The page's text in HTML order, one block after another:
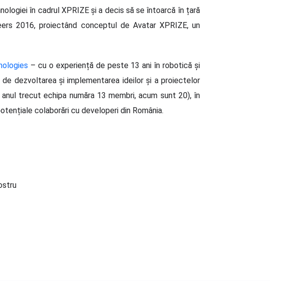
în cadrul XPRIZE și a decis să se întoarcă în țară
2016, proiectând conceptul de Avatar XPRIZE, un
– cu o experiență de peste 13 ani în robotică și
dezvoltarea și implementarea ideilor și a proiectelor
trecut echipa număra 13 membri, acum sunt 20), în
colaborări cu developeri din România.